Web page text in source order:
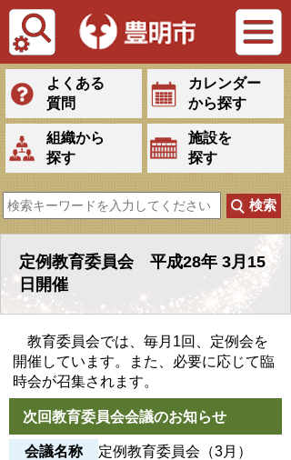
Tiếng Việt
よくある
質問
カレンダー
から探す
組織から
探す
施設を
探す
定例教育委員会 平成28年 3月15
日開催
教育委員会では、毎月1回、定例会を
開催しています。また、必要に応じて臨
時会が召集されます。
次回教育委員会会議のお知らせ
会議名称 定例教育委員会（3月）